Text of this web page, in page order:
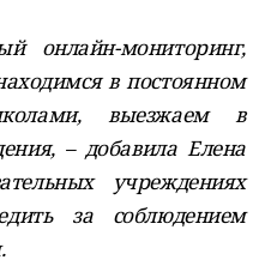
онлайн-мониторинг,
в постоянном
выезжаем в
– добавила Елена
учреждениях
за соблюдением